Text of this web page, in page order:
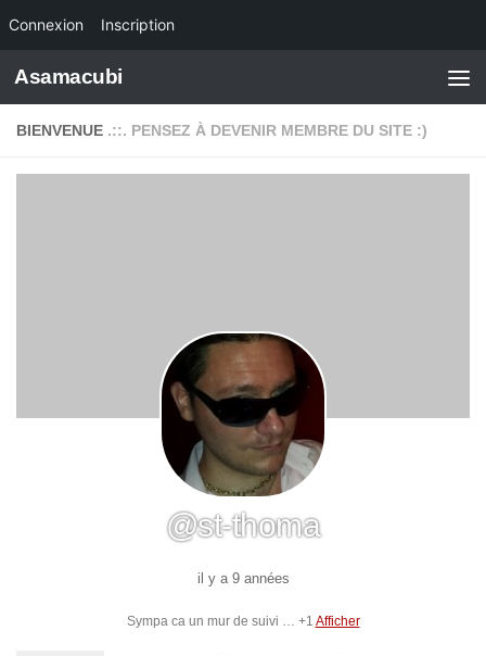
Connexion Inscription
Skip to content
Asamacubi
BIENVENUE .::. PENSEZ À DEVENIR MEMBRE DU SITE :)
@st-thoma
il y a 9 années
Sympa ca un mur de suivi … +1 Afficher